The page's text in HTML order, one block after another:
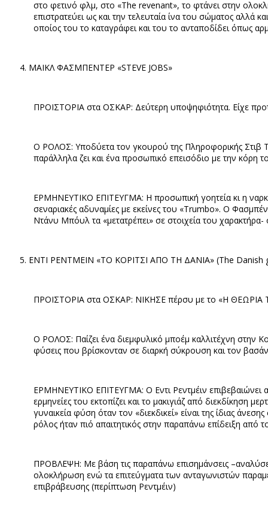
στο φετινό φλμ, στο «The revenant», το φτάνει στην
επιστρατεύει ως και την τελευταία ίνα του σώματος
οποίος του το καταγράφει και του το ανταποδίδει όπως
ΜΑΙΚΛ ΦΑΣΜΠΕΝΤΕΡ «STEVE JOBS»
ΠΡΟΙΣΤΟΡΙΑ στα ΟΣΚΑΡ: Δεύτερη υποψηφιότητα. Είχε
Ο ΡΟΛΟΣ: Υποδύετα τον γκουρού της Πληροφορικής Στιβ
παράλληλα ζει και ένα προσωπικό επεισόδιο με την κόρη
ΕΡΜΗΝΕΥΤΙΚΟ ΕΠΙΤΕΥΓΜΑ: Η προσωπική γοητεία κι η
σεναριακές αδυναμίες με εκείνες του «Trumbo». Ο
Ντάνυ Μπόυλ τα «μετατρέπει» σε στοιχεία του
ΕΝΤΙ ΡΕΝΤΜΕΙΝ «ΤΟ ΚΟΡΙΤΣΙ ΑΠΟ ΤΗ ΔΑΝΙΑ» (The Danish
ΠΡΟΙΣΤΟΡΙΑ στα ΟΣΚΑΡ: ΝΙΚΗΣΕ πέρσυ με το «Η ΘΕΩΡΙΑ
Ο ΡΟΛΟΣ: Παίζει ένα διεμφυλικό μποέμ καλλιτέχνη στην
φύσεις που βρίσκονταν σε διαρκή σύκρουση και τον
ΕΡΜΗΝΕΥΤΙΚΟ ΕΠΙΤΕΥΓΜΑ: Ο Εντι Ρεντμέιν επιβεβαιώνει
ερμηνείες του εκτοπίζει και το μακιγιάζ από διεκδίκηση
γυναικεία φύση όταν τον «διεκδικεί» είναι της ίδιας
ρόλος ήταν πιό απαιτητικός στην παραπάνω επίδειξη από
ΠΡΟΒΛΕΨΗ: Με βάση τις παραπάνω επισημάνσεις
ολοκλήρωση ενώ τα επιτεύγματα των ανταγωνιστών
επιβράβευσης (περίπτωση Ρεντμέιν)